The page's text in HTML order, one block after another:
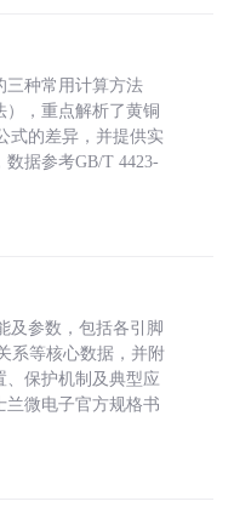
三种常用计算方法
），重点解析了黄铜
式的差异，并提供实
据参考GB/T 4423-
及参数，包括各引脚
系等核心数据，并附
、保护机制及典型应
兰微电子官方规格书